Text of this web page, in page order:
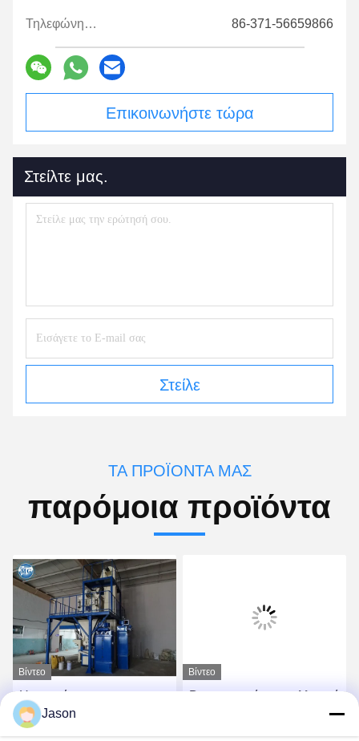
Τηλεφώνημα: 86-371-56659866
Επικοινωνήστε τώρα
Στείλτε μας.
Στείλε
ΤΑ ΠΡΟΪΌΝΤΑ ΜΑΣ
παρόμοια προϊόντα
Βίντεο
Ημι αυτόματη
συγκολλητική μηχανή
κεραμιδιών 8T/H για Putty
Βίντεο
Βιομηχανική συγκολλητική
αναμικτών για τη μίξη
Jason